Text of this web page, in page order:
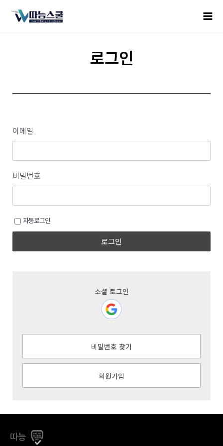
로그인
이메일
비밀번호
자동로그인
로그인
소셜 로그인
비밀번호 찾기
회원가입
따능